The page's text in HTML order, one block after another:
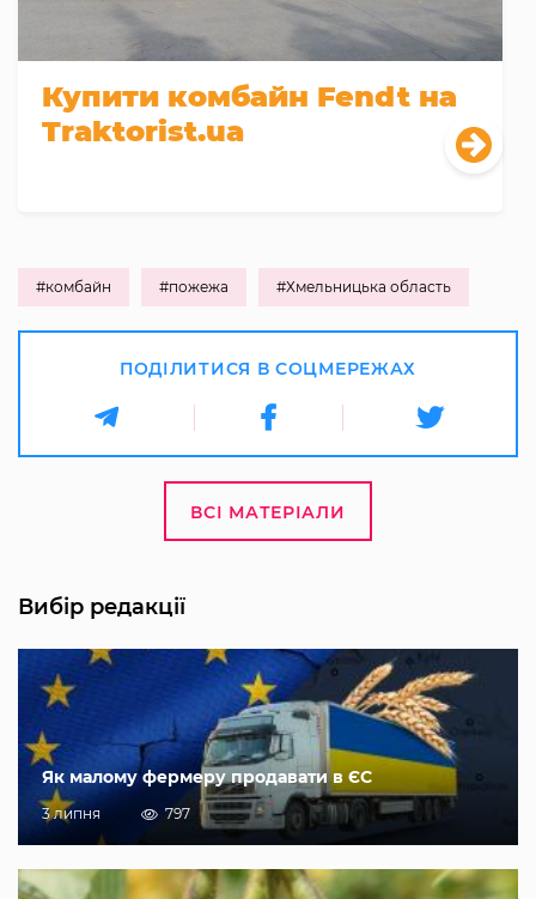
Купити комбайн Fendt на
Traktorist.ua
#комбайн #пожежа #Хмельницька область
ПОДІЛИТИСЯ В СОЦМЕРЕЖАХ
ВСІ МАТЕРІАЛИ
Вибір редакції
Як малому фермеру продавати в ЄС
3 липня 797